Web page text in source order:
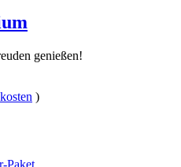
genießen!
)